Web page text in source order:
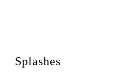
Splashes